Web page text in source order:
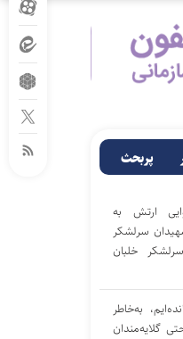
پربحث
ارتش به
سرلشکر
خلبان
به‌خاطر
گلایه‌مندان